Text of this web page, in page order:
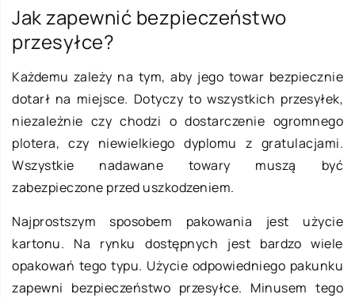
Jak zapewnić bezpieczeństwo
przesyłce?
Każdemu zależy na tym, aby jego towar bezpiecznie
dotarł na miejsce. Dotyczy to wszystkich przesyłek,
niezależnie czy chodzi o dostarczenie ogromnego
plotera, czy niewielkiego dyplomu z gratulacjami.
Wszystkie nadawane towary muszą być
zabezpieczone przed uszkodzeniem.
Najprostszym sposobem pakowania jest użycie
kartonu. Na rynku dostępnych jest bardzo wiele
opakowań tego typu. Użycie odpowiedniego pakunku
zapewni bezpieczeństwo przesyłce. Minusem tego